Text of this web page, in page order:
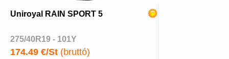
Uniroyal RAIN SPORT 5
275/40R19 - 101Y
174.49 €/St (bruttó)